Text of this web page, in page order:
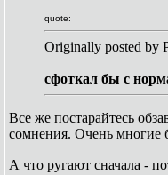
quote:
Originally posted by
сфоткал бы с
Все же постарайтесь
сомнения. Очень многие
А что ругают сначала -